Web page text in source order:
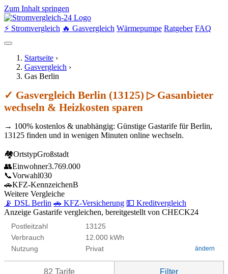
Zum Inhalt springen
⚡ Stromvergleich 🔥 Gasvergleich Wärmepumpe Ratgeber FAQ
Startseite ›
Gasvergleich ›
Gas Berlin
✓ Gasvergleich Berlin (13125) ▷ Gasanbieter
wechseln & Heizkosten sparen
→ 100% kostenlos & unabhängig: Günstige Gastarife für Berlin,
13125 finden und in wenigen Minuten online wechseln.
🏘OrtstypGroßstadt
👥Einwohner3.769.000
📞Vorwahl030
🚗KFZ-KennzeichenB
Weitere Vergleiche
📡 DSL Berlin 🚗 KFZ-Versicherung 💵 Kreditvergleich
Anzeige Gastarife vergleichen, bereitgestellt von CHECK24